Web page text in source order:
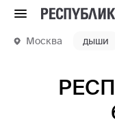
Меню
Москва дыши